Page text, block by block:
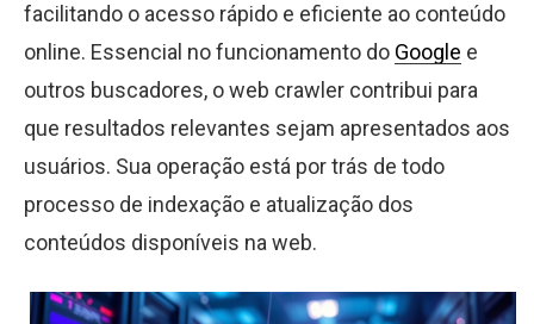
facilitando o acesso rápido e eficiente ao conteúdo
online. Essencial no funcionamento do Google e
outros buscadores, o web crawler contribui para
que resultados relevantes sejam apresentados aos
usuários. Sua operação está por trás de todo
processo de indexação e atualização dos
conteúdos disponíveis na web.